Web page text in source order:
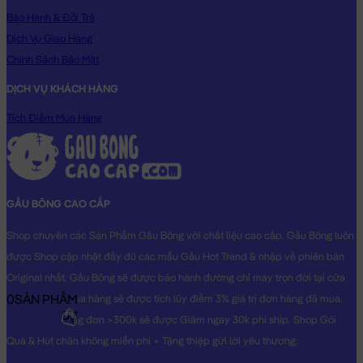
Bảo Hành & Đổi Trả
Dịch Vụ Giao Hàng
Chính Sách Bảo Mật
DỊCH VỤ KHÁCH HÀNG
Tích Điểm Mua Hàng
GẤU BÔNG CAO CẤP
Shop chuyên các Sản Phẩm Gấu Bông với chất liệu cao cấp. Gấu Bông luôn
được Shop cập nhật đầy đủ các mẫu Gấu Hot Trend & nhập về phiên bản
Original nhất. Gấu Bông sẽ được bảo hành đường chỉ may trọn đời tại cửa
hàng, Khách mua hàng sẽ được tích lũy điểm 3% giá trị đơn hàng đã mua.
Khách mua hàng đơn >300k sẽ được Giảm ngay 30k phí ship. Shop Gói
Quà & Hút chân không miễn phí + Tặng thiệp gửi lời yêu thương.
0SẢN PHẨM
0₫